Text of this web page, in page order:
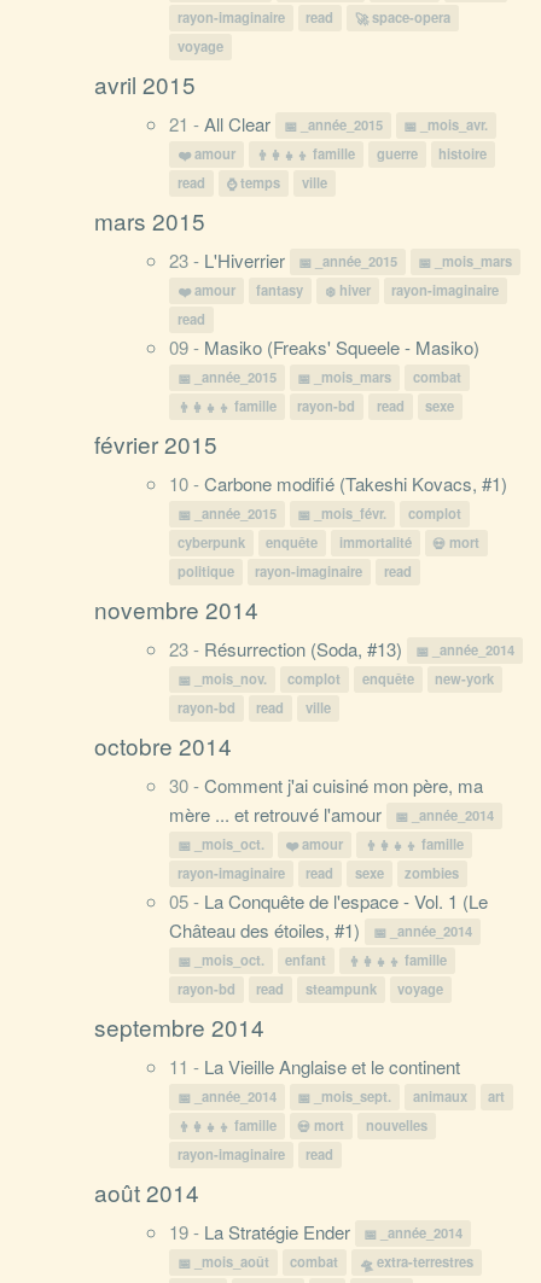
rayon-imaginaire
read
space-opera
voyage
avril 2015
21 -All Clear _année_2015
_mois_avr.
amour
famille guerre
histoire
read
temps ville
mars 2015
23 - L'Hiverrier _année_2015
_mois_mars
amour
fantasy hiver
rayon-imaginaire
read
09 - Masiko (Freaks' Squeele - Masiko)
_année_2015 _mois_mars
combat
famille
rayon-bd read sexe
février 2015
10 -Carbone modifié (Takeshi Kovacs, #1)
_année_2015 _mois_févr.
complot
cyberpunk
enquête immortalité
mort
politique
rayon-imaginaire read
novembre 2014
23 - Résurrection (Soda, #13)
_année_2014
_mois_nov.
complot enquête
new-york
rayon-bd
read ville
octobre 2014
30 -Comment j'ai cuisiné mon père, ma
mère ... et retrouvé l'amour
_année_2014
_mois_oct.
amour
famille
rayon-imaginaire
read sexe zombies
05 - La Conquête de l'espace - Vol. 1 (Le
Château des étoiles, #1)
_année_2014
_mois_oct.
enfant
famille
rayon-bd
read steampunk voyage
septembre 2014
11 - La Vieille Anglaise et le continent
_année_2014 _mois_sept. animaux
art
famille
mort
nouvelles
rayon-imaginaire
read
août 2014
19 - La Stratégie Ender
_année_2014
_mois_août
combat
extra-terrestres